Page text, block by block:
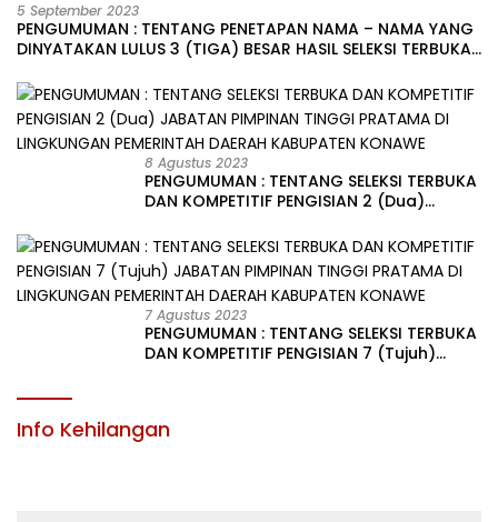
5 September 2023
PENGUMUMAN : TENTANG PENETAPAN NAMA – NAMA YANG
DINYATAKAN LULUS 3 (TIGA) BESAR HASIL SELEKSI TERBUKA
LINGKUNGAN PEMERINTAH DAERAH KABUPATEN KONAWE
8 Agustus 2023
PENGUMUMAN : TENTANG SELEKSI TERBUKA
DAN KOMPETITIF PENGISIAN 2 (Dua)
LINGKUNGAN PEMERINTAH DAERAH
KABUPATEN KONAWE
7 Agustus 2023
PENGUMUMAN : TENTANG SELEKSI TERBUKA
DAN KOMPETITIF PENGISIAN 7 (Tujuh)
Info Kehilangan